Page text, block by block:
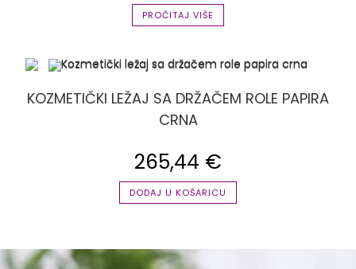
PROČITAJ VIŠE
KOZMETIČKI LEŽAJ SA DRŽAČEM ROLE PAPIRA
CRNA
265,44 €
DODAJ U KOŠARICU